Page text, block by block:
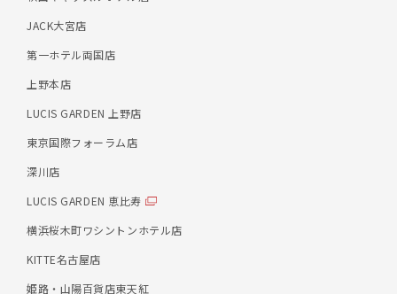
JACK大宮店
第一ホテル両国店
上野本店
LUCIS GARDEN 上野店
東京国際フォーラム店
深川店
LUCIS GARDEN 恵比寿
横浜桜木町ワシントンホテル店
KITTE名古屋店
姫路・山陽百貨店東天紅